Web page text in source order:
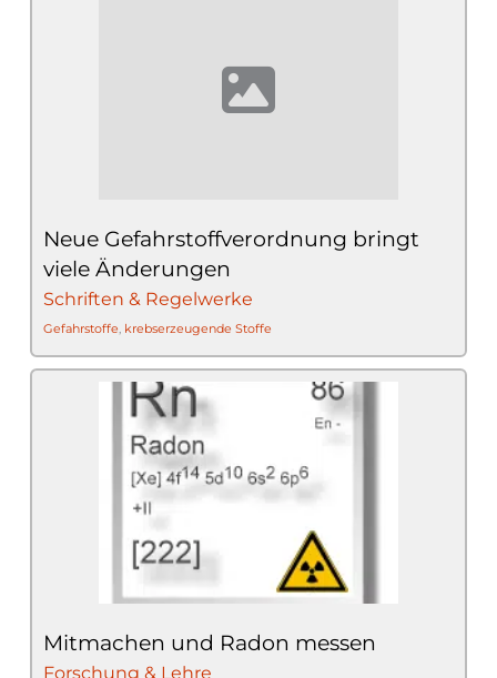
Neue Gefahrstoffverordnung bringt
viele Änderungen
Schriften & Regelwerke
Gefahrstoffe, krebserzeugende Stoffe
Mitmachen und Radon messen
Forschung & Lehre